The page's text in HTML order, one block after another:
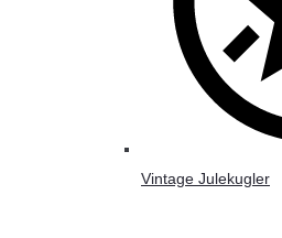
Vintage Julekugler